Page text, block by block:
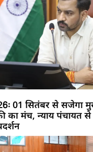
01 सितंबर से सजेगा
का मंच, न्याय पंचायत